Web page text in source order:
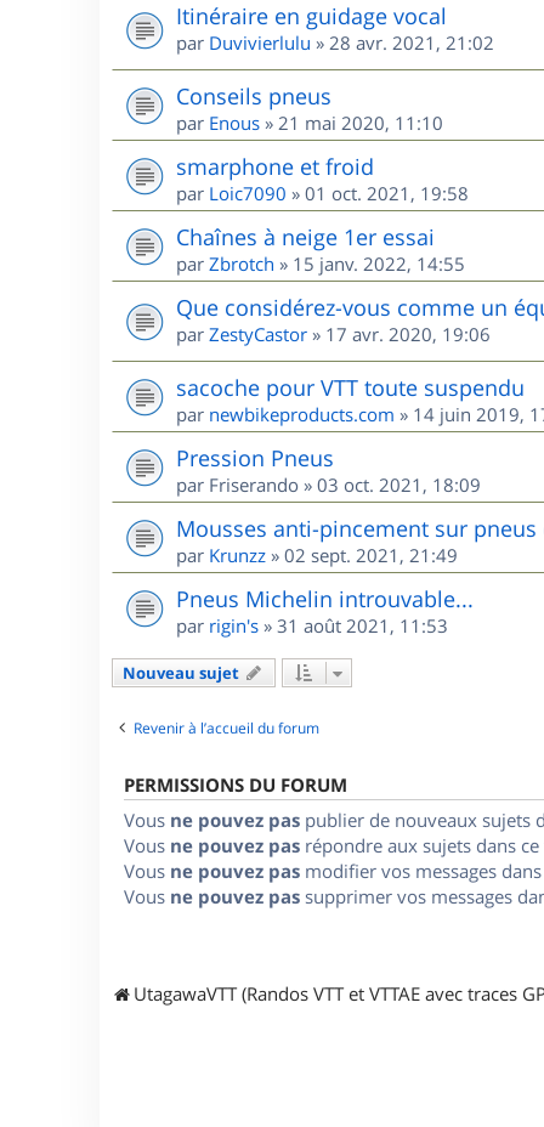
Itinéraire en guidage vocal
par Duvivierlulu » 28 avr. 2021, 21:02
Conseils pneus
par Enous » 21 mai 2020, 11:10
smarphone et froid
par Loic7090 » 01 oct. 2021, 19:58
Chaînes à neige 1er essai
par Zbrotch » 15 janv. 2022, 14:55
Que considérez-vous comme un
par ZestyCastor » 17 avr. 2020, 19:06
sacoche pour VTT toute suspendu
par newbikeproducts.com » 14 juin 2019,
Pression Pneus
par Friserando » 03 oct. 2021, 18:09
Mousses anti-pincement sur pneus
par Krunzz » 02 sept. 2021, 21:49
Pneus Michelin introuvable...
par rigin's » 31 août 2021, 11:53
Nouveau sujet
Revenir à l’accueil du forum
PERMISSIONS DU FORUM
Vous ne pouvez pas publier de nouveaux sujets
Vous ne pouvez pas répondre aux sujets dans
Vous ne pouvez pas modifier vos messages
Vous ne pouvez pas supprimer vos messages
UtagawaVTT (Randos VTT et VTTAE avec traces